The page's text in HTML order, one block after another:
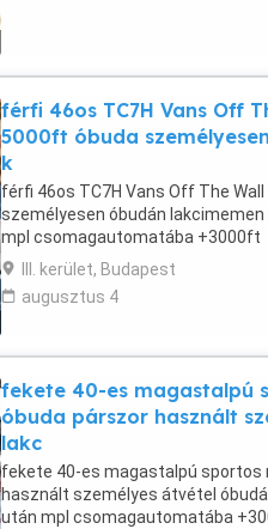
férfi 46os TC7H Vans Off
5000ft óbuda
k
férfi 46os TC7H Vans Off The
személyesen óbudán
mpl csomagautomatába +3000ft
III. kerület, Budapest
augusztus 4
fekete 40-es magastalpú
óbuda párszor használt
lakc
fekete 40-es magastalpú sportos
használt személyes átvétel
után mpl csomagautomatába